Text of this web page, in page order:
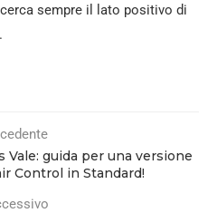
sempre il lato positivo di
Vale: guida per una versione
Control in Standard!